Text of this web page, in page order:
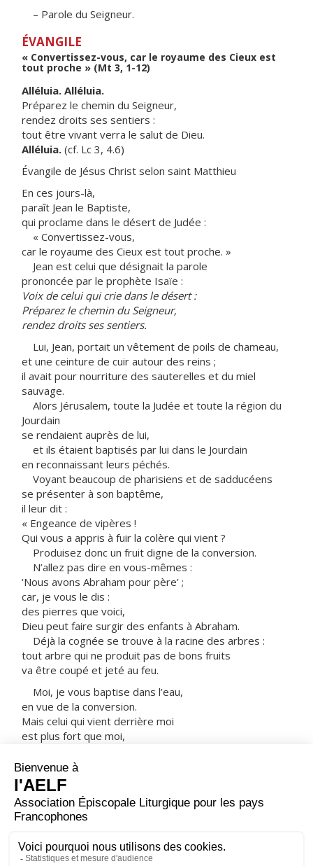
– Parole du Seigneur.
ÉVANGILE
« Convertissez-vous, car le royaume des Cieux est
tout proche » (Mt 3, 1-12)
Alléluia. Alléluia.
Préparez le chemin du Seigneur,
rendez droits ses sentiers :
tout être vivant verra le salut de Dieu.
Alléluia. (cf. Lc 3, 4.6)
Évangile de Jésus Christ selon saint Matthieu
En ces jours-là,
paraît Jean le Baptiste,
qui proclame dans le désert de Judée :
« Convertissez-vous,
car le royaume des Cieux est tout proche. »
Jean est celui que désignait la parole
prononcée par le prophète Isaïe :
Voix de celui qui crie dans le désert :
Préparez le chemin du Seigneur,
rendez droits ses sentiers.
Lui, Jean, portait un vêtement de poils de chameau,
et une ceinture de cuir autour des reins ;
il avait pour nourriture des sauterelles et du miel
sauvage.
Alors Jérusalem, toute la Judée et toute la région du
Jourdain
se rendaient auprès de lui,
et ils étaient baptisés par lui dans le Jourdain
en reconnaissant leurs péchés.
Voyant beaucoup de pharisiens et de sadducéens
se présenter à son baptême,
il leur dit :
« Engeance de vipères !
Qui vous a appris à fuir la colère qui vient ?
Produisez donc un fruit digne de la conversion.
N’allez pas dire en vous-mêmes :
‘Nous avons Abraham pour père’ ;
car, je vous le dis :
des pierres que voici,
Dieu peut faire surgir des enfants à Abraham.
Déjà la cognée se trouve à la racine des arbres :
tout arbre qui ne produit pas de bons fruits
va être coupé et jeté au feu.
Moi, je vous baptise dans l’eau,
en vue de la conversion.
Mais celui qui vient derrière moi
est plus fort que moi,
Lui vous baptisera dans l’Esprit Saint et le feu.
Il tient dans sa main la pelle à vanner,
il va nettoyer son aire à battre le blé,
et il amassera son grain dans le grenier ;
quant à la paille,
il la brûlera au feu qui ne s’éteint pas. »
– Acclamons la Parole de Dieu.